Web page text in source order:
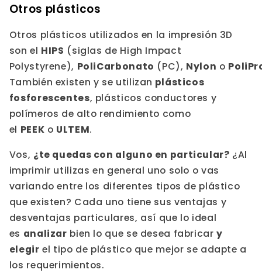
Otros plásticos
Otros plásticos utilizados en la impresión 3D
son el HIPS (siglas de High Impact
Polystyrene), PoliCarbonato (PC), Nylon o
También existen y se utilizan plásticos
fosforescentes, plásticos conductores y
polímeros de alto rendimiento como
el PEEK o ULTEM.
Vos, ¿te quedas con alguno en particular? ¿Al
imprimir utilizas en general uno solo o vas
variando entre los diferentes tipos de plástico
que existen? Cada uno tiene sus ventajas y
desventajas particulares, así que lo ideal
es analizar bien lo que se desea fabricary
elegir el tipo de plástico que mejor se adapte a
los requerimientos.